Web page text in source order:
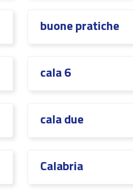
buone pratiche
cala 6
cala due
Calabria